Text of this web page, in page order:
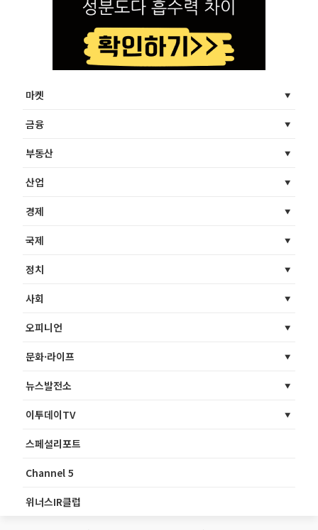
마켓
금융
부동산
산업
경제
국제
정치
사회
오피니언
문화·라이프
뉴스발전소
이투데이TV
스페셜리포트
Channel 5
위너스IR클럽